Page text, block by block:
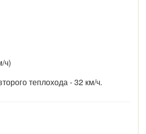
ч)
теплохода - 32 км/ч.